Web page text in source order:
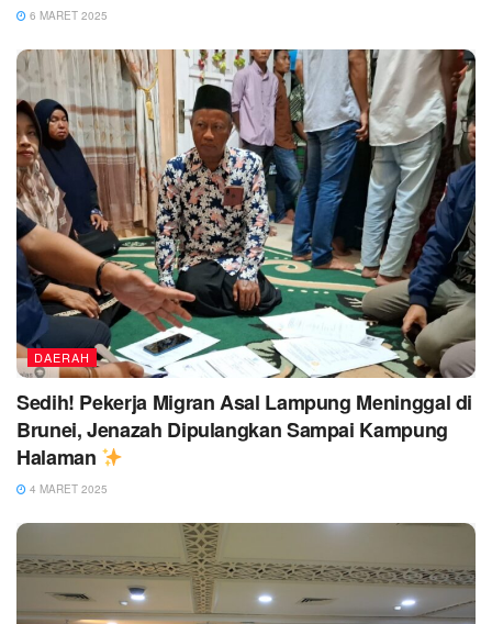
6 MARET 2025
DAERAH
Sedih! Pekerja Migran Asal Lampung Meninggal di
Brunei, Jenazah Dipulangkan Sampai Kampung
Halaman
4 MARET 2025